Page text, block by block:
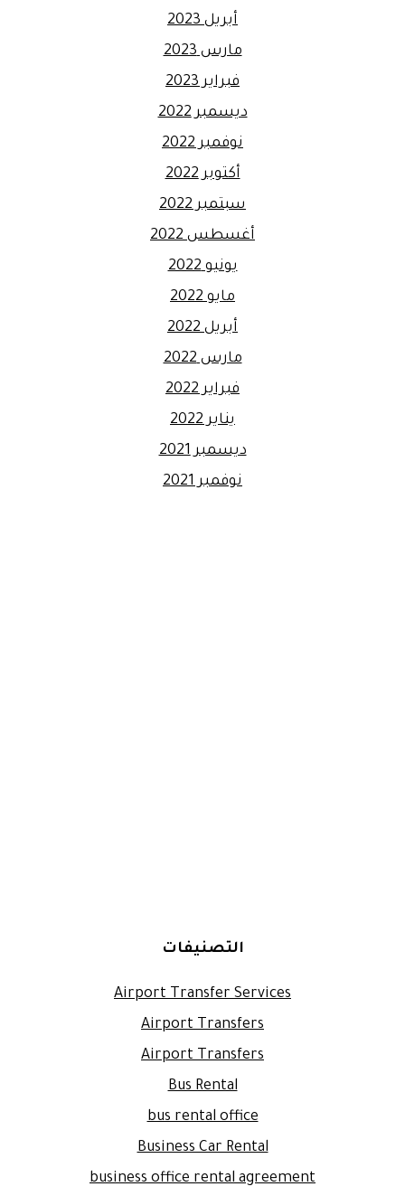
أبريل 2023
مارس 2023
فبراير 2023
ديسمبر 2022
نوفمبر 2022
أكتوبر 2022
سبتمبر 2022
أغسطس 2022
يونيو 2022
مايو 2022
أبريل 2022
مارس 2022
فبراير 2022
يناير 2022
ديسمبر 2021
نوفمبر 2021
التصنيفات
Airport Transfer Services
Airport Transfers
Airport Transfers
Bus Rental
bus rental office
Business Car Rental
business office rental agreement